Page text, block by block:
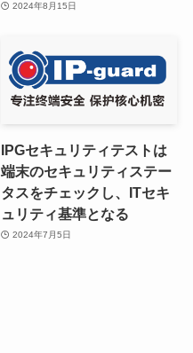
2024年8月15日
IPGセキュリティテストは
端末のセキュリティステー
タスをチェックし、ITセキ
ュリティ基準となる
2024年7月5日